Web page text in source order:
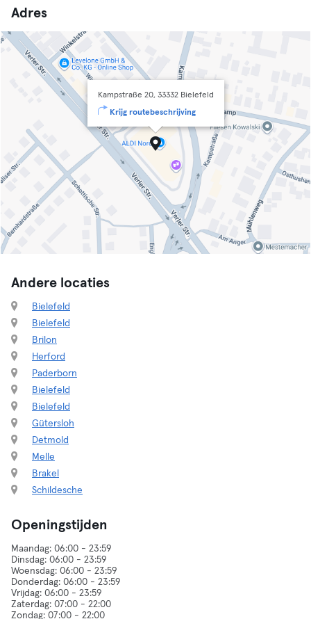
Adres
Kampstraße 20, 33332 Bielefeld
Krijg routebeschrijving
Andere locaties
Bielefeld
Bielefeld
Brilon
Herford
Paderborn
Bielefeld
Bielefeld
Gütersloh
Detmold
Melle
Brakel
Schildesche
Openingstijden
Maandag: 06:00 - 23:59
Dinsdag: 06:00 - 23:59
Woensdag: 06:00 - 23:59
Donderdag: 06:00 - 23:59
Vrijdag: 06:00 - 23:59
Zaterdag: 07:00 - 22:00